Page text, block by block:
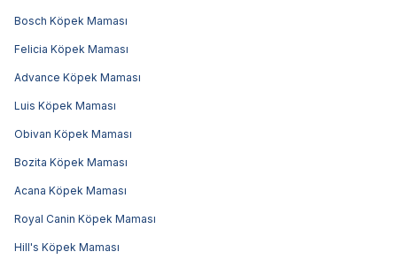
Bosch Köpek Maması
Felicia Köpek Maması
Advance Köpek Maması
Luis Köpek Maması
Obivan Köpek Maması
Bozita Köpek Maması
Acana Köpek Maması
Royal Canin Köpek Maması
Hill's Köpek Maması